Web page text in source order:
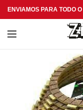
ENVIAMOS PARA TODO